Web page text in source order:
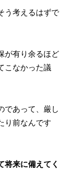
う考えるはずで
が有り余るほど
こなかった議
であって、厳し
り前なんです
将来に備えてく